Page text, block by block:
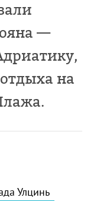
—
на
Улцинь